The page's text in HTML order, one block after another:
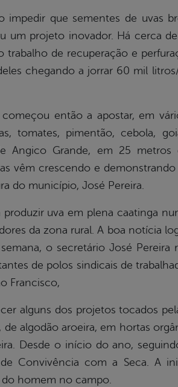
impedir que sementes de uvas
um projeto inovador. Há cerca
trabalho de recuperação e
chegando a jorrar 60 mil
então a apostar, em
tomates, pimentão, cebola,
Angico Grande, em 25 metros
vêm crescendo e
do município, José Pereira.
produzir uva em plena caatinga
da zona rural. A boa notícia
o secretário José
de polos sindicais de
Francisco,
alguns dos projetos tocados
algodão aroeira, em hortas
Desde o início do ano,
Convivência com a Seca. A
do homem no campo.